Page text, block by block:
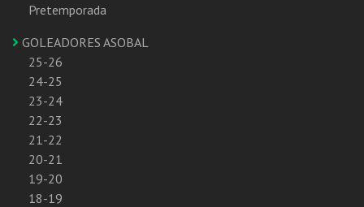
Pretemporada
GOLEADORES ASOBAL
25-26
24-25
23-24
22-23
21-22
20-21
19-20
18-19